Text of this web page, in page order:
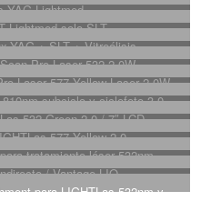
YAG Lightmed
Lightmed solo SLT
YAG + SLT + Vitreólisis
Pro Laser 532 2.0W
Laser 577 Yellow Laser 2.0W
subciclo y ciclofoto 3.0
532 Green 2.0 / 7″ LCD
577 Yellow 2.0
tratamiento láser 532nm
/ Vantage LIO
para LIGHTLas 532nm y